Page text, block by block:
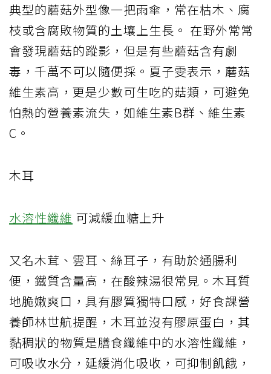
典型的蘑菇外型像一把雨傘，常在枯木、腐
枝或含腐敗物質的土壤上生長。 在野外常常
會發現蘑菇的蹤影，但是有些蘑菇含有劇
毒，千萬不可以隨便採。夏子雯表示，蘑菇
維生素高，更是少數可生吃的菇類，可避免
怕熱的營養素流失，如維生素B群、維生素
C。
木耳
水溶性纖維 可減緩血糖上升
又名木茸、雲耳、絲耳子，有助於通腸利
便，鐵質含量高，在酸辣湯很常見。木耳質
地脆嫩爽口，具有膠質獨特口感，好食課營
養師林世航提醒，木耳並沒有膠原蛋白，其
黏稠狀的物質是膳食纖維中的水溶性纖維，
可吸收水分，延緩消化吸收，可抑制飢餓，